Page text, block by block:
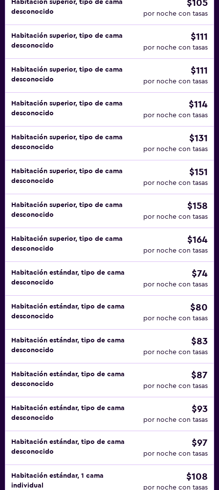
Habitación superior, tipo de cama
desconocido
$105
por noche con tasas
Habitación superior, tipo de cama
desconocido
$111
por noche con tasas
Habitación superior, tipo de cama
desconocido
$111
por noche con tasas
Habitación superior, tipo de cama
desconocido
$114
por noche con tasas
Habitación superior, tipo de cama
desconocido
$131
por noche con tasas
Habitación superior, tipo de cama
desconocido
$151
por noche con tasas
Habitación superior, tipo de cama
desconocido
$158
por noche con tasas
Habitación superior, tipo de cama
desconocido
$164
por noche con tasas
Habitación estándar, tipo de cama
desconocido
$74
por noche con tasas
Habitación estándar, tipo de cama
desconocido
$80
por noche con tasas
Habitación estándar, tipo de cama
desconocido
$83
por noche con tasas
Habitación estándar, tipo de cama
desconocido
$87
por noche con tasas
Habitación estándar, tipo de cama
desconocido
$93
por noche con tasas
Habitación estándar, tipo de cama
desconocido
$97
por noche con tasas
Habitación estándar, 1 cama
individual
$108
por noche con tasas